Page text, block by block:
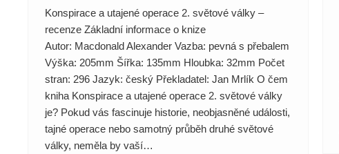
Konspirace a utajené operace 2. světové války –
recenze Základní informace o knize
Autor: Macdonald Alexander Vazba: pevná s přebalem
Výška: 205mm Šířka: 135mm Hloubka: 32mm Počet
stran: 296 Jazyk: český Překladatel: Jan Mrlík O čem
kniha Konspirace a utajené operace 2. světové války
je? Pokud vás fascinuje historie, neobjasněné události,
tajné operace nebo samotný průběh druhé světové
války, neměla by vaší…